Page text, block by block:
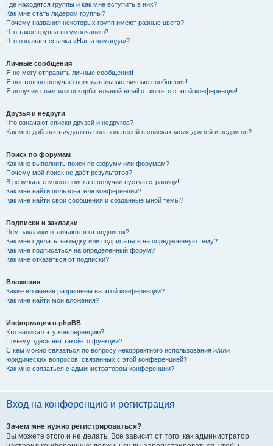
Где находятся группы и как мне вступить в них?
Как мне стать лидером группы?
Почему названия некоторых групп имеют разные цвета?
Что такое группа по умолчанию?
Что означает ссылка «Наша команда»?
Личные сообщения
Я не могу отправить личные сообщения!
Я постоянно получаю нежелательные личные сообщения!
Я получил спам или оскорбительный email от кого-то с этой конференции!
Друзья и недруги
Что означают списки друзей и недругов?
Как мне добавлять/удалять пользователей в списках моих друзей и недругов?
Поиск по форумам
Как мне выполнить поиск по форуму или форумам?
Почему мой поиск не даёт результатов?
В результате моего поиска я получил пустую страницу!
Как мне найти пользователя конференции?
Как мне найти свои сообщения и созданные мной темы?
Подписки и закладки
Чем закладки отличаются от подписок?
Как мне сделать закладку или подписаться на определённую тему?
Как мне подписаться на определённый форум?
Как мне отказаться от подписки?
Вложения
Какие вложения разрешены на этой конференции?
Как мне найти мои вложения?
Информация о phpBB
Кто написал эту конференцию?
Почему здесь нет такой-то функции?
С кем можно связаться по вопросу некорректного использования и/или
юридических вопросов, связанных с этой конференцией?
Как мне связаться с администратором конференции?
Вход на конференцию и регистрация
Зачем мне нужно регистрироваться?
Вы можете этого и не делать. Всё зависит от того, как администратор